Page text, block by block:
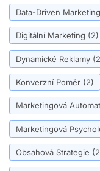
Data-Driven Marketing
Digitální Marketing (2)
Dynamické Reklamy
Konverzní Poměr (2)
Marketingová
Marketingová
Obsahová Strategie